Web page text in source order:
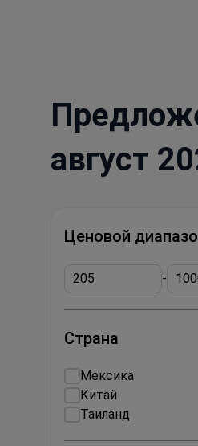
август
Ценовой
-
Страна
Мексика
Китай
Таиланд